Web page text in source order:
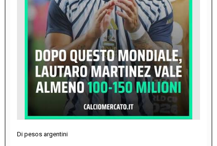
Di pesos argentini